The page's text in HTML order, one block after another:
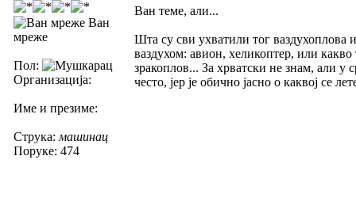
Ван
мреже
Пол:
Организација:
Име и презиме:
Струка: машинац
Поруке: 474
Ван теме, али...
Шта су сви ухватили тог
ваздухом: авион, хеликоптер, или какво
зракоплов... За хрватски не знам, али у
често, јер је обично јасно о каквој се